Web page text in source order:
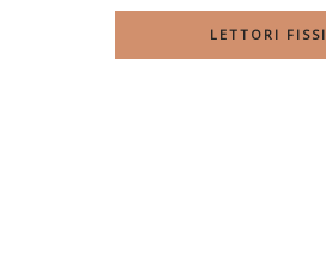
LETTORI FISSI